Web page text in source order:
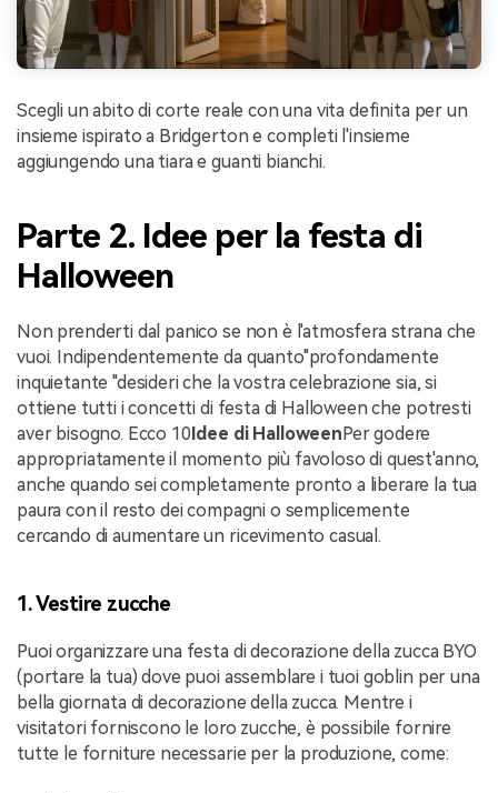
Scegli un abito di corte reale con una vita definita per un
insieme ispirato a Bridgerton e completi l'insieme
aggiungendo una tiara e guanti bianchi.
Parte 2. Idee per la festa di
Halloween
Non prenderti dal panico se non è l'atmosfera strana che
vuoi. Indipendentemente da quanto"profondamente
inquietante "desideri che la vostra celebrazione sia, si
ottiene tutti i concetti di festa di Halloween che potresti
aver bisogno. Ecco 10Idee di HalloweenPer godere
appropriatamente il momento più favoloso di quest'anno,
anche quando sei completamente pronto a liberare la tua
paura con il resto dei compagni o semplicemente
cercando di aumentare un ricevimento casual.
1. Vestire zucche
Puoi organizzare una festa di decorazione della zucca BYO
(portare la tua) dove puoi assemblare i tuoi goblin per una
bella giornata di decorazione della zucca. Mentre i
visitatori forniscono le loro zucche, è possibile fornire
tutte le forniture necessarie per la produzione, come: